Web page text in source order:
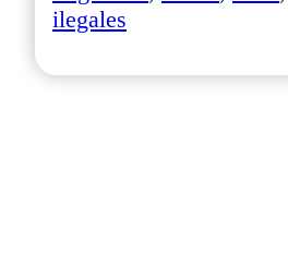
ilegales